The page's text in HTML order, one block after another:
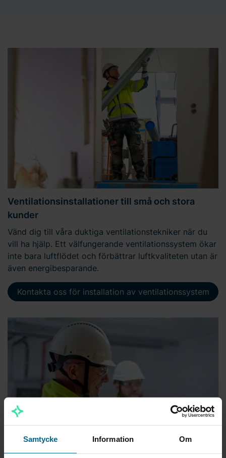
Samtycke Information Om
Ventilationsinstallationer till små och stora
kunder
Vänd dig till våra duktiga ventilationstekniker när du
vill ha hjälp. Ett välfungerande ventilationssystem ökar
inte bara luftflödet och förbättrar luftkvaliteten utan är
även energibesparande.
Kontakta oss för installation av ventilationssystem